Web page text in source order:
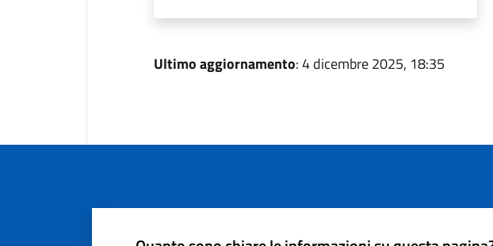
Ultimo aggiornamento: 4 dicembre 2025, 18:35